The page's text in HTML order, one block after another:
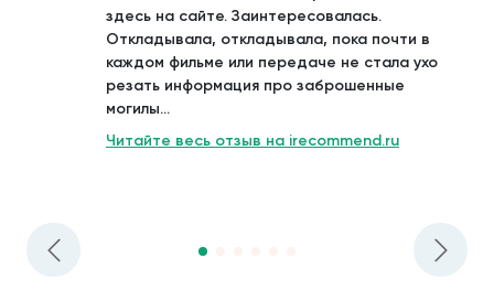
здесь на сайте. Заинтересовалась.
Откладывала, откладывала, пока почти в
каждом фильме или передаче не стала ухо
резать информация про заброшенные
могилы...
Читайте весь отзыв на irecommend.ru